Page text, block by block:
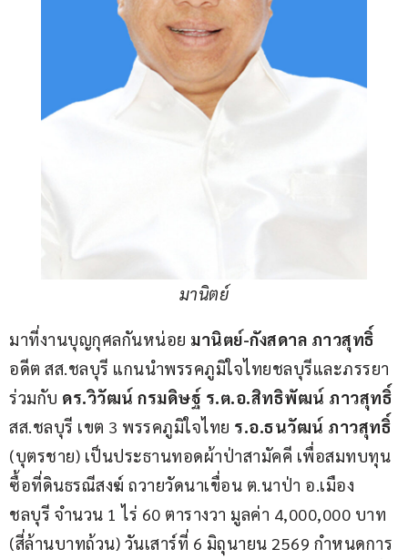
มานิตย์
มาที่งานบุญกุศลกันหน่อย มานิตย์-กังสดาล ภาวสุทธิ์
อดีต สส.ชลบุรี แกนนำพรรคภูมิใจไทยชลบุรีและภรรยา
ร่วมกับ ดร.วิวัฒน์ กรมดิษฐ์ ร.ต.อ.สิทธิพัฒน์ ภาวสุทธิ์
สส.ชลบุรี เขต 3 พรรคภูมิใจไทย ร.อ.ธนวัฒน์ ภาวสุทธิ์
(บุตรชาย) เป็นประธานทอดผ้าป่าสามัคคี เพื่อสมทบทุน
ซื้อที่ดินธรณีสงฆ์ ถวายวัดนาเขื่อน ต.นาป่า อ.เมือง
ชลบุรี จำนวน 1 ไร่ 60 ตารางวา มูลค่า 4,000,000 บาท
(สี่ล้านบาทถ้วน) วันเสาร์ที่ 6 มิถุนายน 2569 กำหนดการ